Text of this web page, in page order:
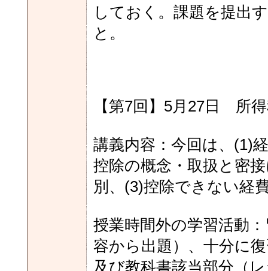
しておく。課題を提出
と。
【第7回】5月27日 所
講義内容：今回は、(1)
控除の概念・取扱と密
別、(3)控除できない経
授業時間外の学習活動
容から出題）、十分に
及び教科書該当部分（